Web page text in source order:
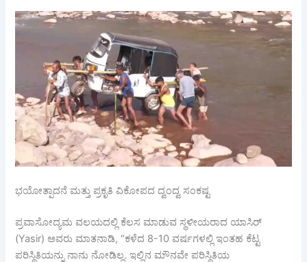
ಭಯೋತ್ಪಾದನೆ ಮತ್ತು ಪ್ರಕೃತಿ ವಿಕೋಪದ ದ್ವಂದ್ವ ಸಂಕಷ್ಟ
ಪ್ರವಾಸೋದ್ಯಮ ವಲಯದಲ್ಲಿ ಕೆಲಸ ಮಾಡುವ ಸ್ಥಳೀಯರಾದ ಯಾಸಿರ್
(Yasir) ಅವರು ಮಾತನಾಡಿ, “ಕಳೆದ 8-10 ವರ್ಷಗಳಲ್ಲಿ ಇಂತಹ ಕೆಟ್ಟ
ಪರಿಸ್ಥಿತಿಯನ್ನು ನಾನು ನೋಡಿಲ್ಲ. ಇಲ್ಲಿನ ಮೌನವೇ ಪರಿಸ್ಥಿತಿಯ